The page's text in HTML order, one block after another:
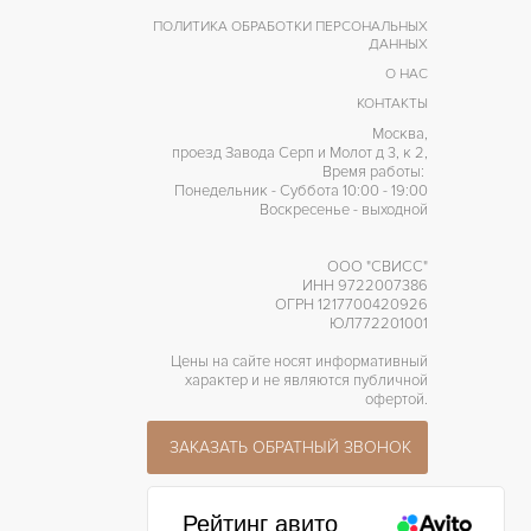
ПОЛИТИКА ОБРАБОТКИ ПЕРСОНАЛЬНЫХ
ДАННЫХ
О НАС
КОНТАКТЫ
Москва,
проезд Завода Серп и Молот д 3, к 2,
Время работы:
Понедельник - Суббота 10:00 - 19:00
Воскресенье - выходной
ООО "СВИСС"
ИНН 9722007386
ОГРН 1217700420926
ЮЛ772201001
Цены на сайте носят информативный
характер и не являются публичной
офертой.
ЗАКАЗАТЬ ОБРАТНЫЙ ЗВОНОК
Рейтинг авито